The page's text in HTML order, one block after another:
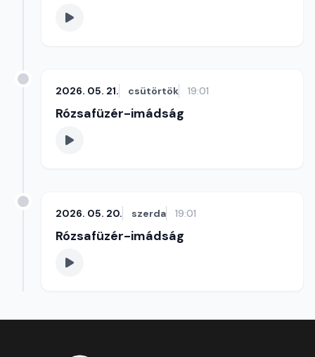
2026. 05. 21. csütörtök 19:01
Rózsafüzér-imádság
2026. 05. 20. szerda 19:01
Rózsafüzér-imádság